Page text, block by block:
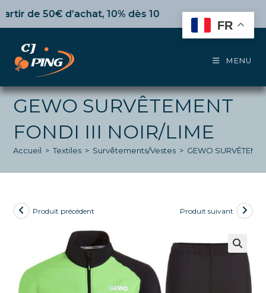
50€ d’achat,10%dès 100€,15% pour 150€ et
MENU
GEWO SURVÊTEMENT
FONDI III NOIR/LIME
Accueil > Textiles > Survêtements/Vestes > GEWO
Produit précédent Produit suivant
FR